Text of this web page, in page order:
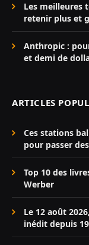
Les meilleures
retenir plus et
Anthropic :
et demi de
ARTICLES
Ces stations
pour passer
Top 10 des
Werber
Le 12 août
inédit depuis